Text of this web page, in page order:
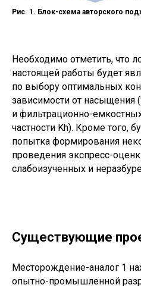
Рис. 1. Блок-схема авторского
Необходимо отметить, что
настоящей работы будет
по выбору оптимальных
зависимости от насыщения
и фильтрационно-
частности Kh). Кроме того,
попытка формирования
проведения экспресс-
слабоизученных и
Существующие
Месторождение-аналог 1
опытно-промышленной